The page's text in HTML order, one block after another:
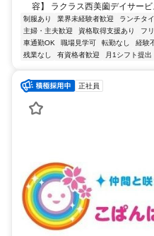
容】 ラクラス西美薗デイサー
制服あり 業界未経験者歓迎 ランチタ
主婦・主夫歓迎
資格取得支援あり フ
車通勤OK
職場見学可 転勤なし 経験
残業なし
有資格者歓迎 月1シフト提出
正社員